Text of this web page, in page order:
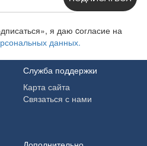
я даю cогласие на
данных.
Служба поддержки
Карта сайта
Связаться с нами